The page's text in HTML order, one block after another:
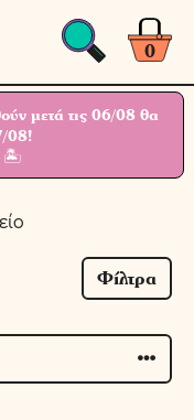
0
μετά τις 06/08 θα
08!
🏝
Φίλτρα